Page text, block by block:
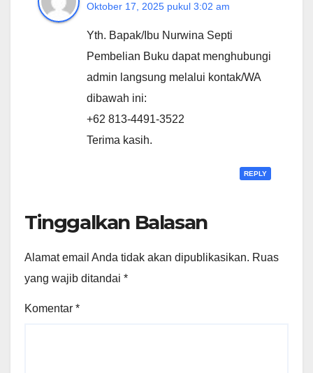
Oktober 17, 2025 pukul 3:02 am
Yth. Bapak/Ibu Nurwina Septi
Pembelian Buku dapat menghubungi
admin langsung melalui kontak/WA
dibawah ini:
+62 813-4491-3522
Terima kasih.
REPLY
Tinggalkan Balasan
Alamat email Anda tidak akan dipublikasikan. Ruas
yang wajib ditandai *
Komentar *